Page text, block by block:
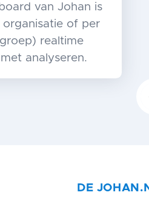
van Johan is
of per
realtime
analyseren.
DE